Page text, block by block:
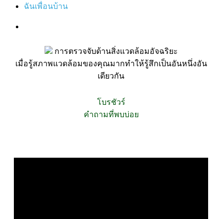
ฉันเพื่อนบ้าน
การตรวจจับด้านสิ่งแวดล้อมอัจฉริยะ
เมื่อรู้สภาพแวดล้อมของคุณมากทำให้รู้สึกเป็นอันหนึ่งอัน
เดียวกัน
โบรชัวร์
คำถามที่พบบ่อย